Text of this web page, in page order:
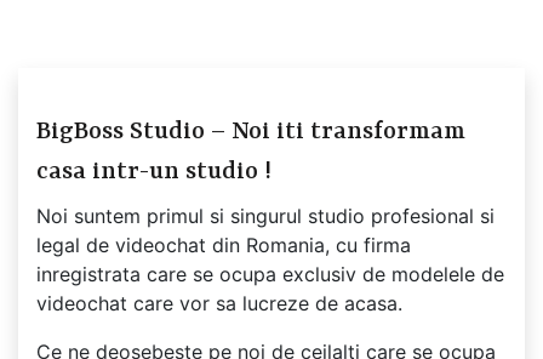
BigBoss Studio – Noi iti transformam
casa intr-un studio !
Noi suntem primul si singurul studio profesional si
legal de videochat din Romania, cu firma
inregistrata care se ocupa exclusiv de modelele de
videochat care vor sa lucreze de acasa.
Ce ne deosebeste pe noi de ceilalti care se ocupa